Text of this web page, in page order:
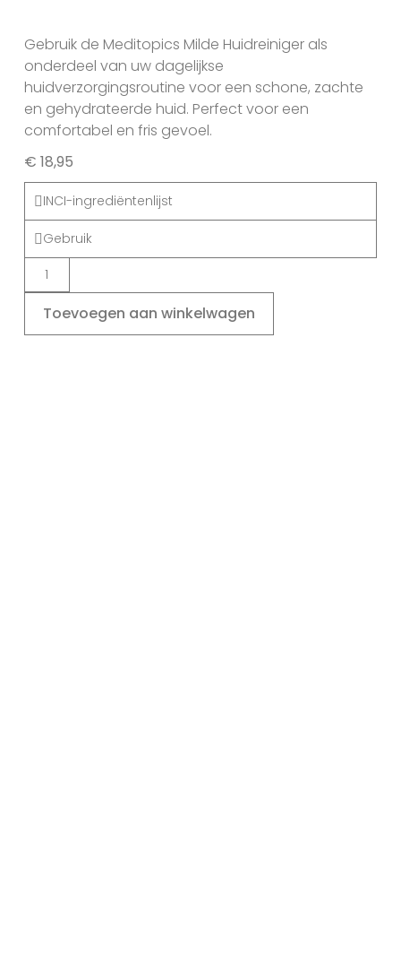
Gebruik de Meditopics Milde Huidreiniger als
onderdeel van uw dagelijkse
huidverzorgingsroutine voor een schone, zachte
en gehydrateerde huid. Perfect voor een
comfortabel en fris gevoel.
€ 18,95
INCI-ingrediëntenlijst
Gebruik
Toevoegen aan winkelwagen